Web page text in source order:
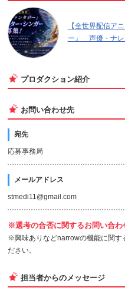
【全世界配信ア
ー』 声優・ナレ
プロダクション紹介
お問い合わせ先
宛先
応募事務局
メールアドレス
stmedi11@gmail.com
※選考の合否に関するお問い合わ
※興味ありなどnarrowの機能に関す
ださい。
担当者からのメッセージ